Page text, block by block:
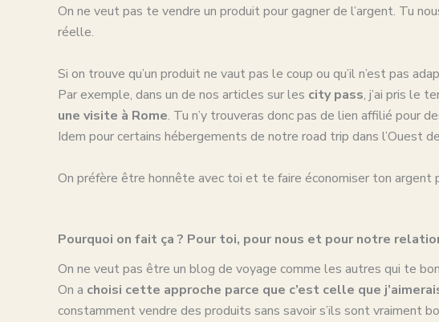
On ne veut pas te vendre un produit pour gagner de l’argent. Tu
réelle.
Si on trouve qu’un produit ne vaut pas le coup ou qu’il n’est pas
Par exemple, dans un de nos articles sur les city pass, j’ai pris le
une visite à Rome. Tu n’y trouveras donc pas de lien affilié pour
Idem pour certains hébergements de notre road trip dans l’Ouest
On préfère être honnête avec toi et te faire économiser ton
Pourquoi on fait ça ? Pour toi, pour nous et pour notre
On ne veut pas être un blog de voyage comme les autres qui te
On a choisi cette approche parce que c’est celle que
constamment vendre des produits sans savoir s’ils sont vraiment